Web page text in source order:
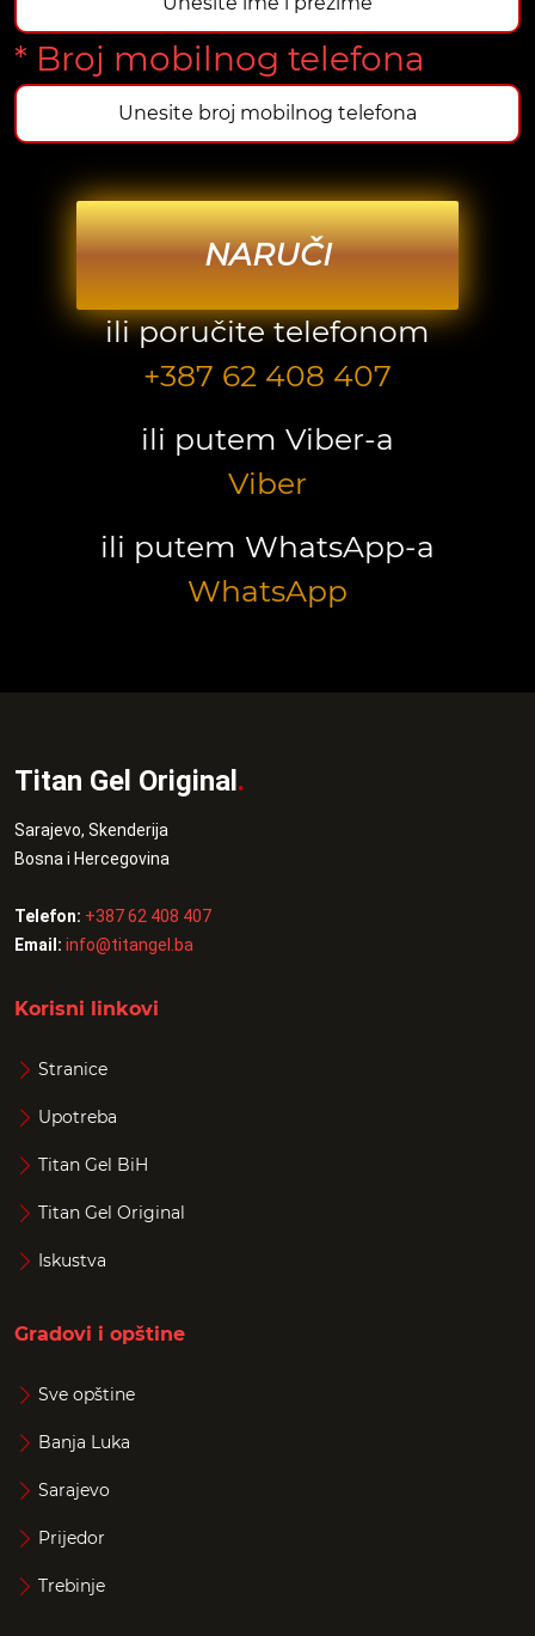
* Broj mobilnog telefona
NARUČI
ili poručite telefonom
+387 62 408 407
ili putem Viber-a
Viber
ili putem WhatsApp-a
WhatsApp
Titan Gel Original.
Sarajevo, Skenderija
Bosna i Hercegovina
Telefon: +387 62 408 407
Email: info@titangel.ba
Korisni linkovi
Stranice
Upotreba
Titan Gel BiH
Titan Gel Original
Iskustva
Gradovi i opštine
Sve opštine
Banja Luka
Sarajevo
Prijedor
Trebinje